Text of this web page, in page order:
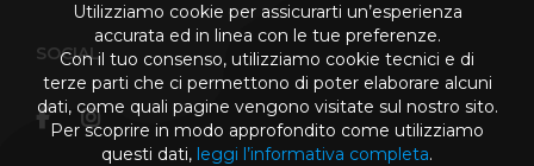
SOCIAL
Utilizziamo cookie per assicurarti un’esperienza
accurata ed in linea con le tue preferenze.
Con il tuo consenso, utilizziamo cookie tecnici e di
terze parti che ci permettono di poter elaborare alcuni
dati, come quali pagine vengono visitate sul nostro sito.
Per scoprire in modo approfondito come utilizziamo
questi dati, leggi l’informativa completa.